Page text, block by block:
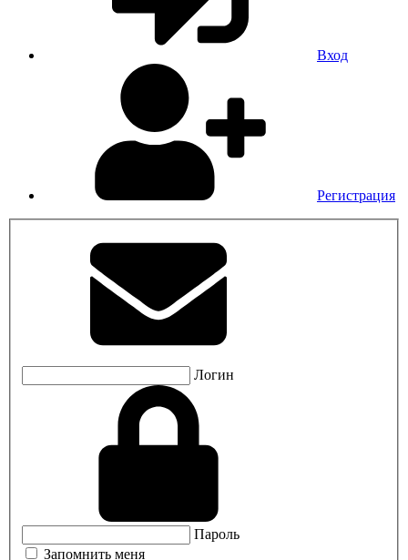
Вход
Регистрация
Логин
Пароль
Запомнить меня